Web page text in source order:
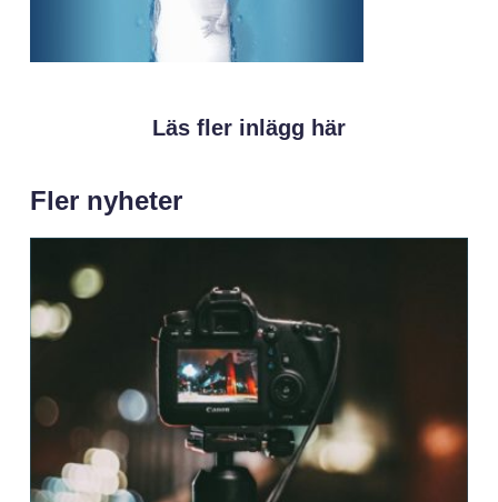
Läs fler inlägg här
Fler nyheter